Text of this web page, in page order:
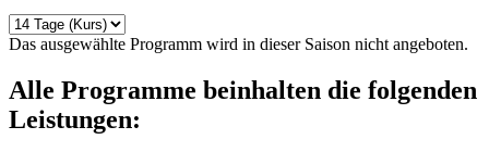
Das ausgewählte Programm wird in dieser Saison nicht angeboten.
Alle Programme beinhalten die folgenden
Leistungen: